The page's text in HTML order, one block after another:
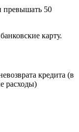
превышать 50
карту.
кредита (в
расходы)